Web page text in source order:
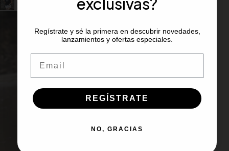
Regístrate y sé la primera en descubrir novedades,
lanzamientos y ofertas especiales.
REGÍSTRATE
NO, GRACIAS